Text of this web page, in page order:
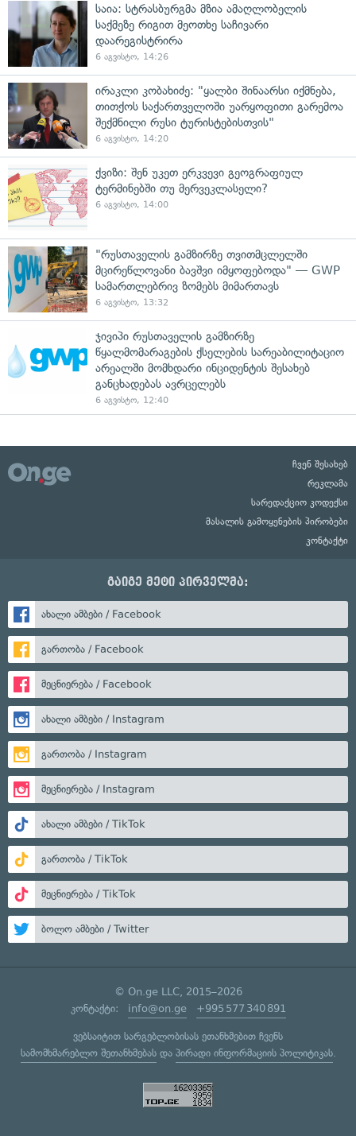
საია: სტრასბურგმა მზია ამაღლობელის
საქმეზე რიგით მეოთხე საჩივარი
დაარეგისტრირა
6 აგვისტო, 14:26
ირაკლი კობახიძე: "ყალბი შინაარსი იქმნება,
თითქოს საქართველოში უარყოფითი გარემოა
შექმნილი რუსი ტურისტებისთვის"
6 აგვისტო, 14:20
ქვიზი: შენ უკეთ ერკვევი გეოგრაფიულ
ტერმინებში თუ მერვეკლასელი?
6 აგვისტო, 14:00
"რუსთაველის გამზირზე თვითმცლელში
მცირეწლოვანი ბავშვი იმყოფებოდა" — GWP
სამართლებრივ ზომებს მიმართავს
6 აგვისტო, 13:32
ჯივიპი რუსთაველის გამზირზე
წყალმომარაგების ქსელების სარეაბილიტაციო
არეალში მომხდარი ინციდენტის შესახებ
განცხადებას ავრცელებს
6 აგვისტო, 12:40
ჩვენ შესახებ
რეკლამა
სარედაქციო კოდექსი
მასალის გამოყენების პირობები
კონტაქტი
გაიგე მეტი პირველმა:
ახალი ამბები / Facebook
გართობა / Facebook
მეცნიერება / Facebook
ახალი ამბები / Instagram
გართობა / Instagram
მეცნიერება / Instagram
ახალი ამბები / TikTok
გართობა / TikTok
მეცნიერება / TikTok
ბოლო ამბები / Twitter
© On.ge LLC, 2015–2026
კონტაქტი: info@on.ge +995 577 340 891
ვებსაიტით სარგებლობისას ეთანხმებით ჩვენს
სამომხმარებლო შეთანხმებასდა პირადი ინფორმაციის პოლიტიკას.